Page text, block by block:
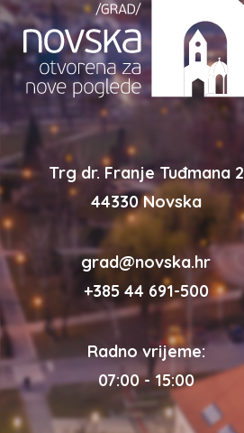
Trg dr. Franje Tuđmana 2
44330 Novska
grad@novska.hr
+385 44 691-500
Radno vrijeme:
07:00 - 15:00